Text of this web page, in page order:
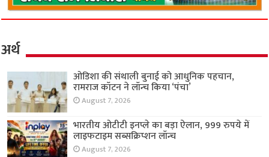
अर्थ
ओडिशा की संथाली बुनाई को आधुनिक पहचान,
रामराज कॉटन ने लॉन्च किया ‘पंचा’
August 7, 2026
भारतीय ओटीटी इनप्ले का बड़ा ऐलान, 999 रुपये में
लाइफटाइम सब्सक्रिप्शन लॉन्च
August 7, 2026